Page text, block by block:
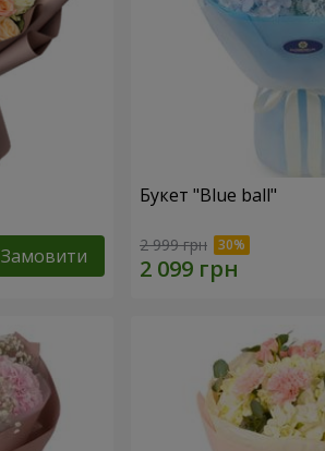
Замовити
Букет "Blue ball"
2 999 грн